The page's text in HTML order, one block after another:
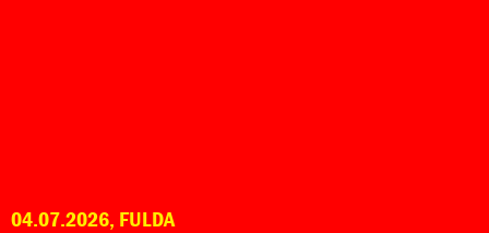
04.07.2026, FULDA